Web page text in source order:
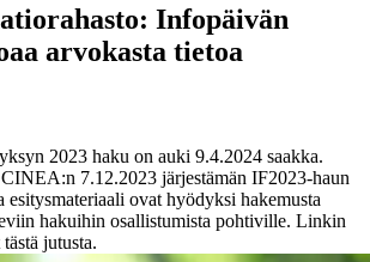
Infopäivän
arvokasta tietoa
2023 haku on auki 9.4.2024 saakka.
7.12.2023 järjestämän IF2023-haun
esitysmateriaali ovat hyödyksi hakemusta
hakuihin osallistumista pohtiville. Linkin
jutusta.